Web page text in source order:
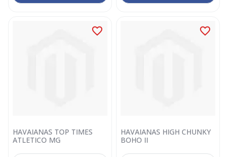
HAVAIANAS TOP TIMES
ATLETICO MG
HAVAIANAS HIGH CHUNKY
BOHO II